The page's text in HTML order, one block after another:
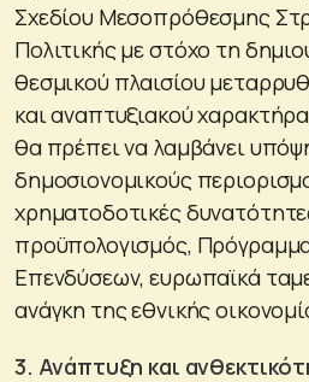
Σχεδίου Μεσοπρόθεσμης
Πολιτικής με στόχο τη
θεσμικού πλαισίου
και αναπτυξιακού
θα πρέπει να λαμβάνει
δημοσιονομικούς
χρηματοδοτικές
προϋπολογισμός,
Επενδύσεων, ευρωπαϊκά
ανάγκη της εθνικής
3. Ανάπτυξη και